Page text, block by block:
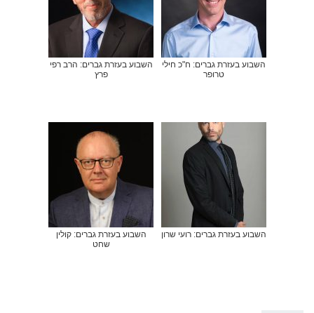
השבוע בעזרת גברים: ח"כ חילי
טרופר
השבוע בעזרת גברים: הרב רפי
פרץ
השבוע בעזרת גברים: רועי שרון
השבוע בעזרת גברים: קולין
שחט